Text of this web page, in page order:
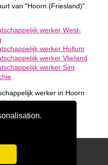
van "Hoorn (Friesland)".
werker West-
werker Hollum
werker Vlieland
werker Sint
werker in Hoorn
aan